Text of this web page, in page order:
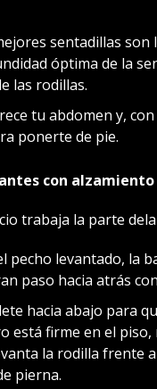
sentadillas
óptima de la
las rodillas.
tu abdomen y,
ponerte de pie.
con
trabaja la parte
pecho levantado, la
paso hacia atrás
hacia abajo para
está firme en el
la rodilla frente
pierna.